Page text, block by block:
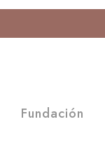
Fundación